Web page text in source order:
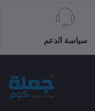
سياسة الدعم